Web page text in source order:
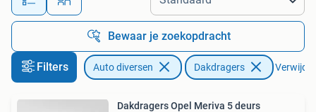
Bewaar je zoekopdracht
Filters Auto diversen Dakdragers
Dakdragers Opel Meriva 5 deurs